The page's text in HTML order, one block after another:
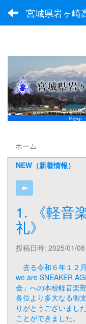
宮城県岩ヶ崎
ホーム
NEW（新着情報）
1. 《軽音
礼》
投稿日時: 2025/01/08
去る令和６年１２
we are SNEAKER
会」への本校軽音楽
各位より多大なる御
りがとうございまし
ことができました。